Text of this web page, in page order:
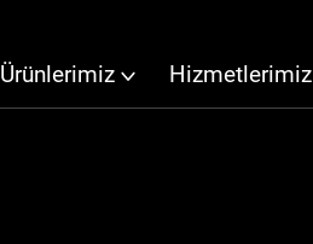
Ürünlerimiz Hizmetlerimiz